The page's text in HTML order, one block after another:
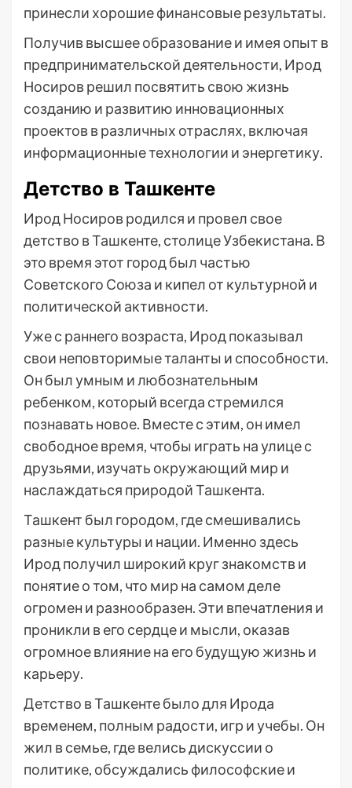
принесли хорошие финансовые результаты.
Получив высшее образование и имея опыт в
предпринимательской деятельности, Ирод
Носиров решил посвятить свою жизнь
созданию и развитию инновационных
проектов в различных отраслях, включая
информационные технологии и энергетику.
Детство в Ташкенте
Ирод Носиров родился и провел свое
детство в Ташкенте, столице Узбекистана. В
это время этот город был частью
Советского Союза и кипел от культурной и
политической активности.
Уже с раннего возраста, Ирод показывал
свои неповторимые таланты и способности.
Он был умным и любознательным
ребенком, который всегда стремился
познавать новое. Вместе с этим, он имел
свободное время, чтобы играть на улице с
друзьями, изучать окружающий мир и
наслаждаться природой Ташкента.
Ташкент был городом, где смешивались
разные культуры и нации. Именно здесь
Ирод получил широкий круг знакомств и
понятие о том, что мир на самом деле
огромен и разнообразен. Эти впечатления и
проникли в его сердце и мысли, оказав
огромное влияние на его будущую жизнь и
карьеру.
Детство в Ташкенте было для Ирода
временем, полным радости, игр и учебы. Он
жил в семье, где велись дискуссии о
политике, обсуждались философские и